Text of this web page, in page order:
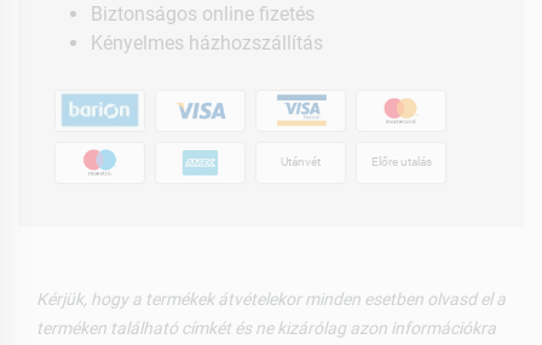
Biztonságos online fizetés
Kényelmes házhozszállítás
Utánvét Előre utalás
Kérjük, hogy a termékek átvételekor minden esetben olvasd el a
terméken található címkét és ne kizárólag azon információkra